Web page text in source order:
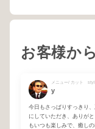
お客様か
メニュー/ カット
y
今日もさっぱりすっきり
にしていただき、ありが
もいつも楽しみで、癒し